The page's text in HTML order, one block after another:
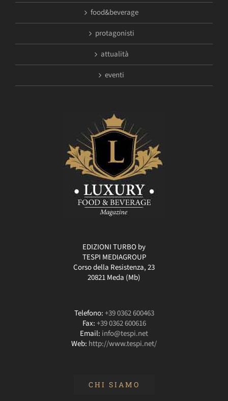
food&beverage
protagonisti
attualità
eventi
EDIZIONI TURBO by
TESPI MEDIAGROUP
Corso della Resistenza, 23
20821 Meda (Mb)
Telefono:+39 0362 600463
Fax:+39 0362 600616
Email: info@tespi.net
Web: http://www.tespi.net/
CHI SIAMO